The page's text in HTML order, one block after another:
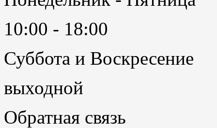
10:00 - 18:00
Суббота и Воскресение
выходной
Обратная связь